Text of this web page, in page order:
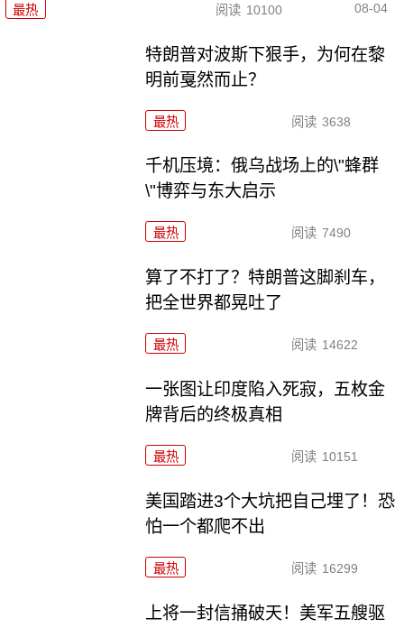
最热 阅读 10100 08-04
特朗普对波斯下狠手，为何在黎
明前戛然而止？
最热 阅读 3638
千机压境：俄乌战场上的\"蜂群
\"博弈与东大启示
最热 阅读 7490
算了不打了？特朗普这脚刹车，
把全世界都晃吐了
最热 阅读 14622
一张图让印度陷入死寂，五枚金
牌背后的终极真相
最热 阅读 10151
美国踏进3个大坑把自己埋了！恐
怕一个都爬不出
最热 阅读 16299
上将一封信捅破天！美军五艘驱